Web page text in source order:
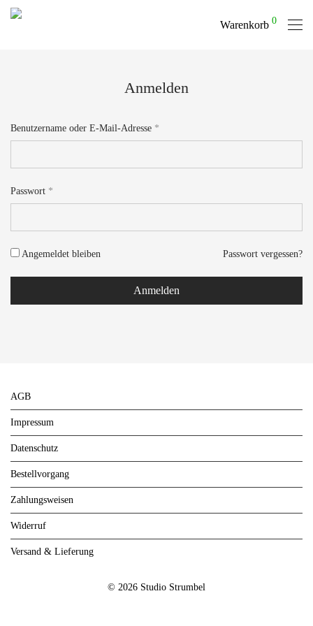
Warenkorb 0
Anmelden
Benutzername oder E-Mail-Adresse *
Passwort *
Angemeldet bleiben Passwort vergessen?
Anmelden
AGB
Impressum
Datenschutz
Bestellvorgang
Zahlungsweisen
Widerruf
Versand & Lieferung
© 2026 Studio Strumbel